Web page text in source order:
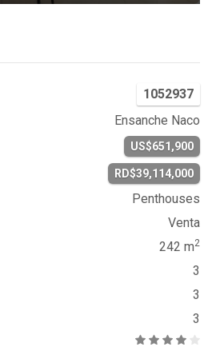
1052937
Ensanche Naco
US$651,900
RD$39,114,000
Penthouses
Venta
242 m2
3
3
3